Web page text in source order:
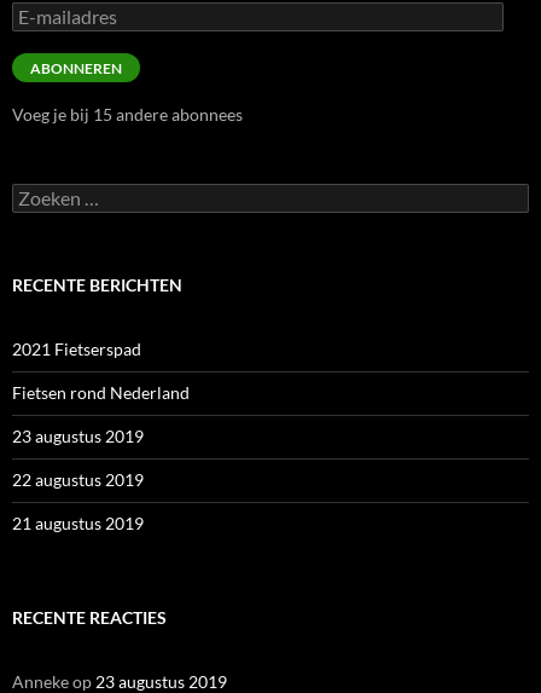
E-
mailadres
ABONNEREN
Voeg je bij 15 andere abonnees
Zoeken
naar:
RECENTE BERICHTEN
2021 Fietserspad
Fietsen rond Nederland
23 augustus 2019
22 augustus 2019
21 augustus 2019
RECENTE REACTIES
Annekeop 23 augustus 2019